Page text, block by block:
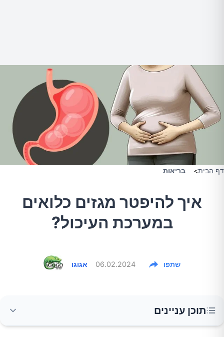
דף הבית> בריאות
איך להיפטר מגזים כלואים
במערכת העיכול?
אגוגו 06.02.2024 שתפו
תוכן עניינים